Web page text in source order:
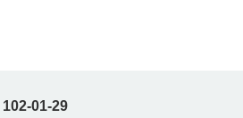
102-01-29